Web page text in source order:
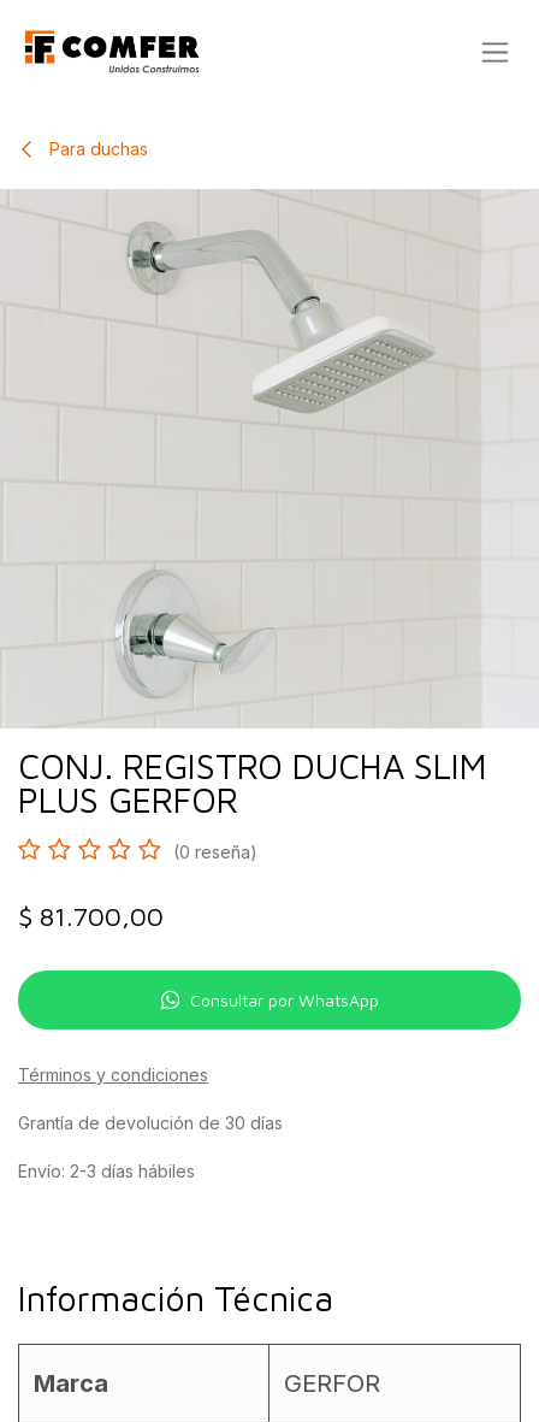
Para duchas
CONJ. REGISTRO DUCHA SLIM
PLUS GERFOR
(0 reseña)
$ 81.700,00
Consultar por WhatsApp
Términos y condiciones
Grantía de devolución de 30 días
Envío: 2-3 días hábiles
Información Técnica
Marca GERFOR